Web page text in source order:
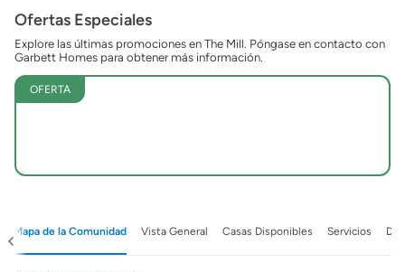
Ofertas Especiales
Explore las últimas promociones en The Mill. Póngase en contacto con
Garbett Homes para obtener más información.
OFERTA
Mapa de la Comunidad Vista General Casas Disponibles Servicios